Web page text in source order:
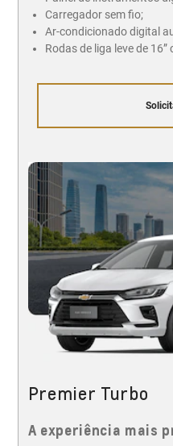
Carregador sem fio;
Ar-condicionado digital
Rodas de liga leve de
Premier Turbo
A experiência mais